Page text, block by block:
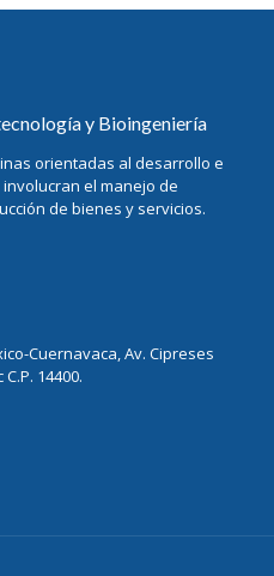
y Bioingeniería
orientadas al desarrollo e
el manejo de
de bienes y servicios.
Cuernavaca, Av. Cipreses
14400.